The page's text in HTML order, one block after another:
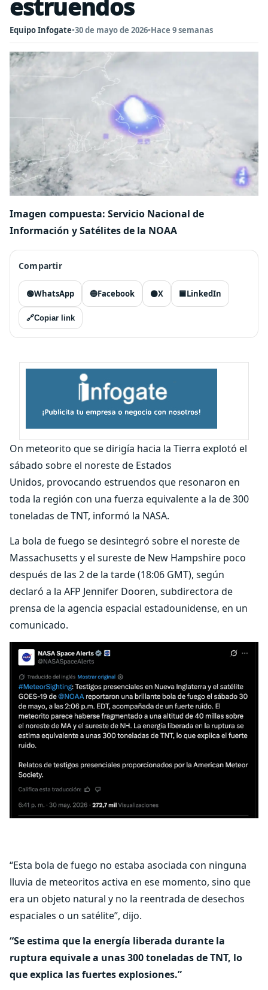
estruendos
Equipo Infogate•30 de mayo de 2026•Hace 9 semanas
Imagen compuesta: Servicio Nacional de
Información y Satélites de la NOAA
Compartir
🟢WhatsApp 🔵Facebook ⚫X 🟦LinkedIn
🔗Copiar link
On meteorito que se dirigía hacia la Tierra explotó el
sábado sobre el noreste de Estados
Unidos, provocando estruendos que resonaron en
toda la región con una fuerza equivalente a la de 300
toneladas de TNT, informó la NASA.
La bola de fuego se desintegró sobre el noreste de
Massachusetts y el sureste de New Hampshire poco
después de las 2 de la tarde (18:06 GMT), según
declaró a la AFP Jennifer Dooren, subdirectora de
prensa de la agencia espacial estadounidense, en un
comunicado.
“Esta bola de fuego no estaba asociada con ninguna
lluvia de meteoritos activa en ese momento, sino que
era un objeto natural y no la reentrada de desechos
espaciales o un satélite”, dijo.
“Se estima que la energía liberada durante la
ruptura equivale a unas 300 toneladas de TNT, lo
que explica las fuertes explosiones.”